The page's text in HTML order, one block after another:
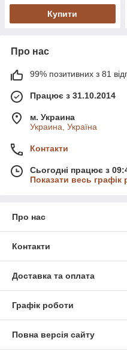
Купити
Про нас
99% позитивних з 81
Працює з 31.10.2014
м. Украина
Украина, Україна
Контакти
Сьогодні працює з
Показати весь графік
Про нас
Контакти
Доставка та оплата
Графік роботи
Повна версія сайту